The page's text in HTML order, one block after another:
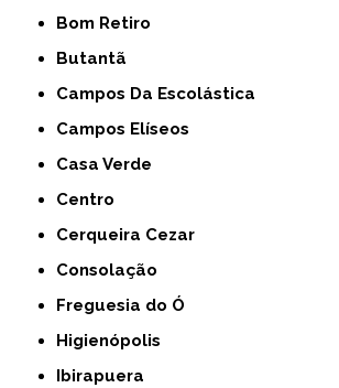
Bom Retiro
Butantã
Campos Da Escolástica
Campos Elíseos
Casa Verde
Centro
Cerqueira Cezar
Consolação
Freguesia do Ó
Higienópolis
Ibirapuera